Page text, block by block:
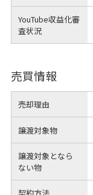
YouTube収益化審
査状況
売買情報
売却理由
譲渡対象物
譲渡対象となら
ない物